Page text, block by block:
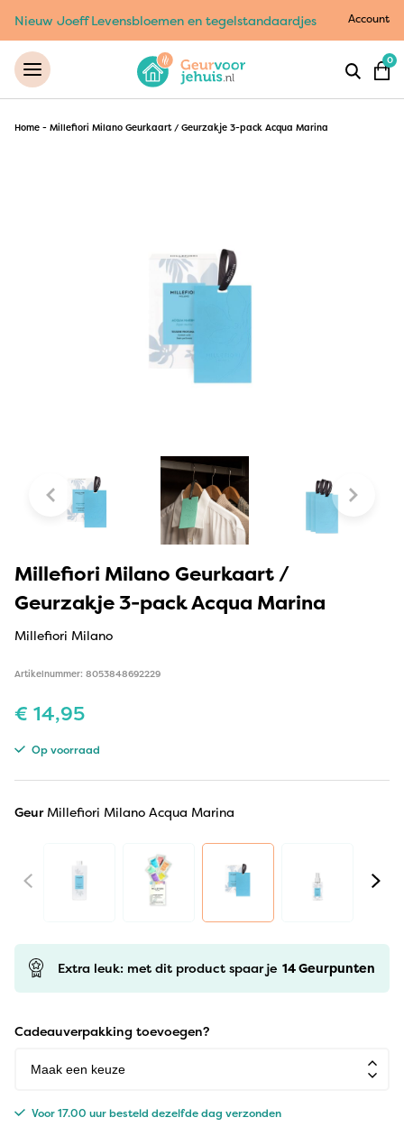
Nieuw Joeff Levensbloemen en tegelstandaardjes Account
0
Home - Millefiori Milano Geurkaart / Geurzakje 3-pack Acqua Marina
Millefiori Milano Geurkaart /
Geurzakje 3-pack Acqua Marina
Millefiori Milano
Artikelnummer: 8053848692229
€ 14,95
Op voorraad
Geur Millefiori Milano Acqua Marina
Extra leuk: met dit product spaar je 14Geurpunten
Cadeauverpakking toevoegen?
Voor 17.00 uur besteld dezelfde dag verzonden